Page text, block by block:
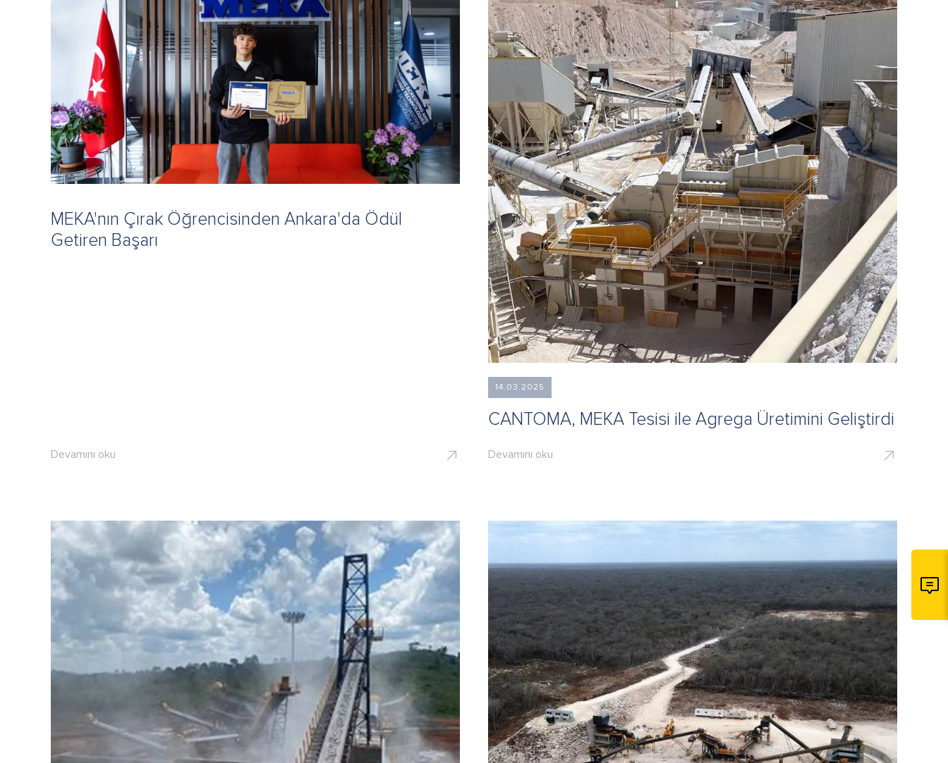
MEKA'nın Çırak Öğrencisinden Ankara'da Ödül
Getiren Başarı
Devamını oku
14.03.2025
CANTOMA, MEKA Tesisi ile Agrega Üretimini Geliştirdi
Devamını oku